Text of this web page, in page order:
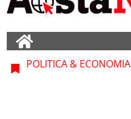
POLITICA & ECONOMIA